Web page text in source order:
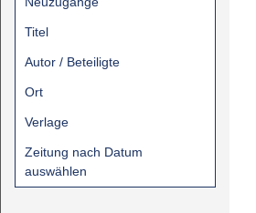
Titel
Autor / Beteiligte
Ort
Verlage
Zeitung nach Datum
auswählen